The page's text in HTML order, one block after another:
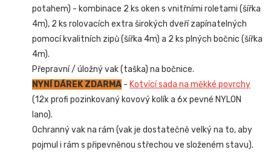
potahem) - kombinace 2 ks oken s vnitřními roletami (šířka
4m), 2 ks rolovacích extra širokých dveří zapínatelných
pomocí kvalitních zipů (šířka 4m) a 2 ks plných bočnic (šířka
4m).
Přepravní / úložný vak (taška) na bočnice.
NYNÍ DÁREK ZDARMA - Kotvící sada na měkké povrchy
(12x profi pozinkovaný kovový kolík a 6x pevné NYLON
lano).
Ochranný vak na rám (vak je dostatečně velký na to, aby
pojmul i rám s připevněnou střechou ve složeném stavu).